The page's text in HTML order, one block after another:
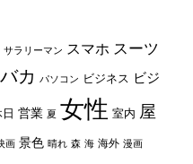
サラリーマン スマホ スーツ
バカ パソコン ビジネス ビジ
営業 夏 女性 室内 屋
画 景色 晴れ 森 海 海外 漫画